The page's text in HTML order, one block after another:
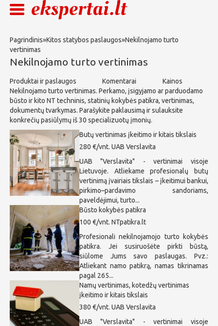
Pagrindinis»Kitos statybos paslaugos»Nekilnojamo turto
vertinimas
Nekilnojamo turto vertinimas
Produktai ir paslaugos Komentarai
Kainos
Nekilnojamo turto vertinimas. Perkamo, įsigyjamo ar parduodamo
būsto ir kito NT techninis, statinių kokybės patikra, vertinimas,
dokumentų tvarkymas. Parašykite paklausimą ir sulauksite
konkrečių pasiūlymų iš 30 specializuotų įmonių.
Butų vertinimas įkeitimo ir kitais tikslais
280 €/vnt. UAB Verslavita
UAB "Verslavita" - vertinimai visoje
Lietuvoje. Atliekame profesionalų butų
vertinimą įvairiais tikslais – įkeitimui bankui,
pirkimo–pardavimo sandoriams,
paveldėjimui, turto...
Būsto kokybės patikra
100 €/vnt. NTpatikra.lt
Profesionali nekilnojamojo turto kokybės
patikra. Jei susiruošėte pirkti būstą,
siūlome Jums savo paslaugas. Pvz.:
Atliekant namo patikrą, namas tikrinamas
pagal 265...
Namų vertinimas, kotedžų vertinimas
įkeitimo ir kitais tikslais
380 €/vnt. UAB Verslavita
UAB "Verslavita" - vertinimai visoje